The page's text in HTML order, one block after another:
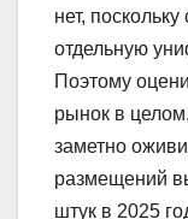
нет,
отдельную
Поэтому
рынок в
заметно
размещений
штук в 2025